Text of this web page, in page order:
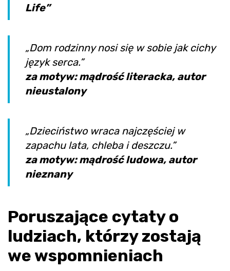
Life”
„Dom rodzinny nosi się w sobie jak cichy
język serca.”
za motyw: mądrość literacka, autor
nieustalony
„Dzieciństwo wraca najczęściej w
zapachu lata, chleba i deszczu.”
za motyw: mądrość ludowa, autor
nieznany
Poruszające cytaty o
ludziach, którzy zostają
we wspomnieniach